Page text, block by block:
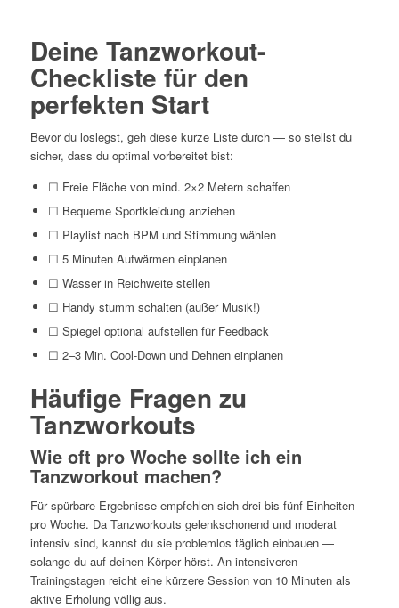
Deine Tanzworkout-
Checkliste für den
perfekten Start
Bevor du loslegst, geh diese kurze Liste durch — so stellst du
sicher, dass du optimal vorbereitet bist:
☐ Freie Fläche von mind. 2×2 Metern schaffen
☐ Bequeme Sportkleidung anziehen
☐ Playlist nach BPM und Stimmung wählen
☐ 5 Minuten Aufwärmen einplanen
☐ Wasser in Reichweite stellen
☐ Handy stumm schalten (außer Musik!)
☐ Spiegel optional aufstellen für Feedback
☐ 2–3 Min. Cool-Down und Dehnen einplanen
Häufige Fragen zu
Tanzworkouts
Wie oft pro Woche sollte ich ein
Tanzworkout machen?
Für spürbare Ergebnisse empfehlen sich drei bis fünf Einheiten
pro Woche. Da Tanzworkouts gelenkschonend und moderat
intensiv sind, kannst du sie problemlos täglich einbauen —
solange du auf deinen Körper hörst. An intensiveren
Trainingstagen reicht eine kürzere Session von 10 Minuten als
aktive Erholung völlig aus.